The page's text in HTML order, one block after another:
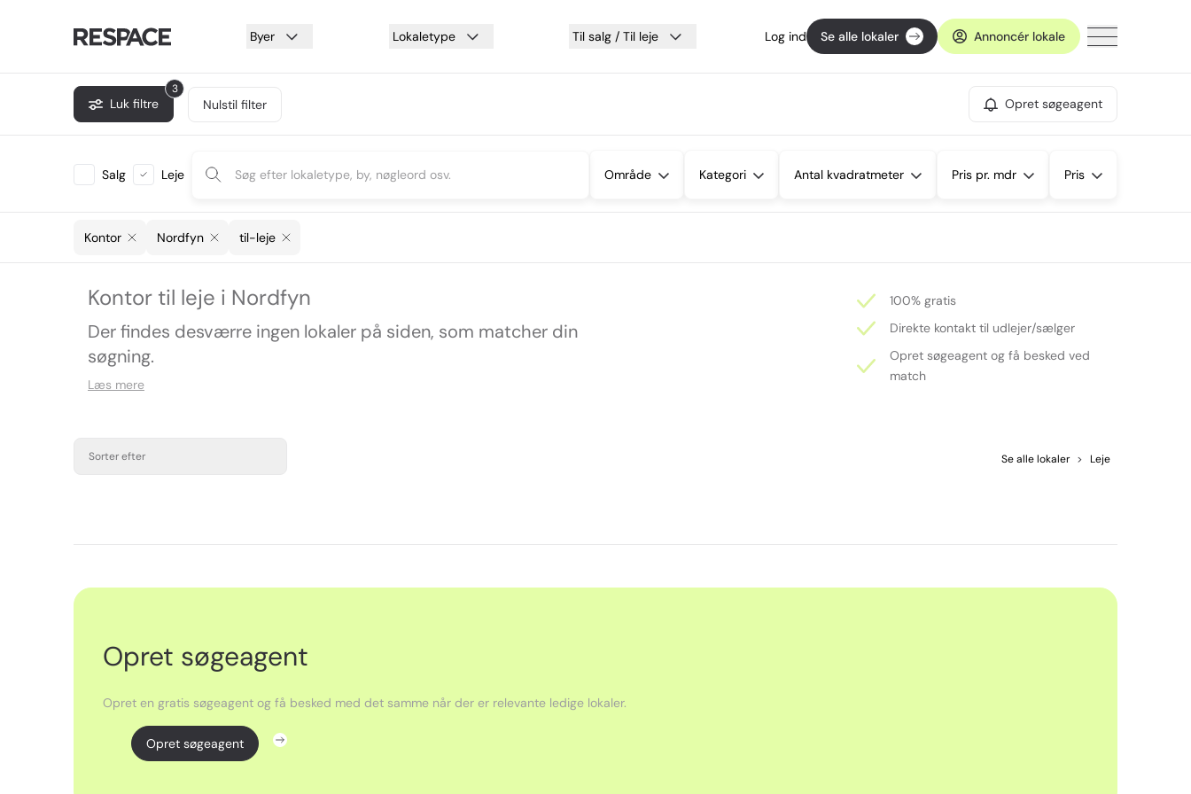
Byer Lokaletype Til salg / Til leje Log ind Se alle lokaler Annoncér lokale
3
Luk filtre Nulstil filter Opret søgeagent
Salg Leje Område Kategori Antal kvadratmeter Pris pr. mdr Pris
Kontor Nordfyn til-leje
Kontor til leje i Nordfyn
Der findes desværre ingen lokaler på siden, som matcher din
søgning.
Læs mere
100% gratis
Direkte kontakt til udlejer/sælger
Opret søgeagent og få besked ved
match
Sorter efter Se alle lokaler > Leje
Opret søgeagent
Opret en gratis søgeagent og få besked med det samme når der er relevante ledige lokaler.
Opret søgeagent